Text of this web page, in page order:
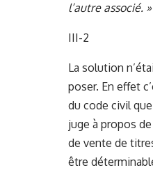
l’autre associé. »
III-2
La solution
poser. En effet
du code civil
juge à propos
de vente de
être